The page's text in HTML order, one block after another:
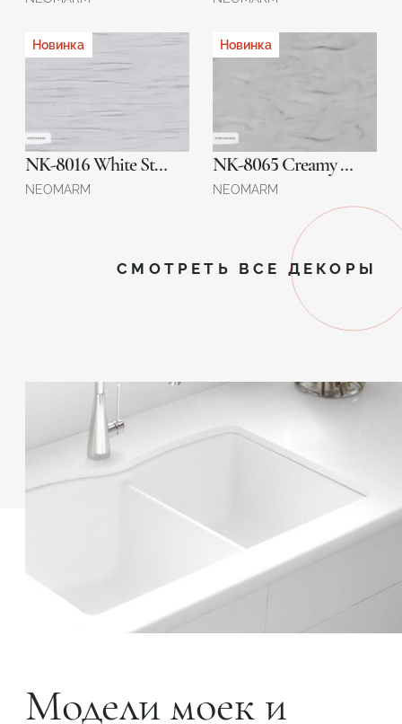
Новинка
NK-8016 White Stream
NEOMARM
Новинка
NK-8065 Creamy Serenity
NEOMARM
СМОТРЕТЬ ВСЕ ДЕКОРЫ
Модели моек и